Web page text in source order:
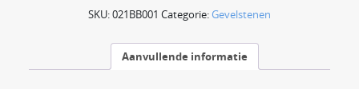
SKU:021BB001 Categorie:Gevelstenen
Aanvullende informatie